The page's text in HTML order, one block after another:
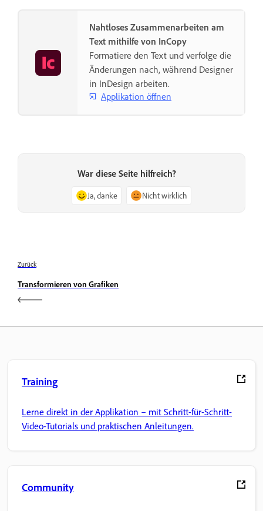
Nahtloses Zusammenarbeiten am
Text mithilfe von InCopy
Formatiere den Text und verfolge die
Änderungen nach, während Designer
in InDesign arbeiten.
Applikation öffnen
War diese Seite hilfreich?
Ja, danke Nicht wirklich
Zurück
Transformieren von Grafiken
Training
Lerne direkt in der Applikation – mit Schritt-für-Schritt-
Video-Tutorials und praktischen Anleitungen.
Community